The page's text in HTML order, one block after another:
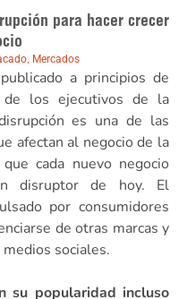
para hacer crecer
, Mercados
a principios de
los ejecutivos de la
es una de las
afectan al negocio de la
cada nuevo negocio
disruptor de hoy. El
por consumidores
de otras marcas y
sociales.
su popularidad incluso